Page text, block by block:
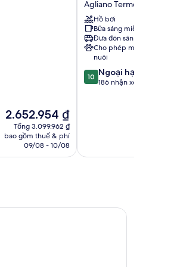
Giá
hiện
tại
2.652.954 ₫
2.652.954 ₫
Tổng 3.099.962 ₫
bao gồm thuế & phí
09/08 - 10/08
Resort
Agliano
Terme
Agliano Terme
Hồ bơi
Bữa sáng miễn phí
Đưa đón sân bay
Cho phép mang vật
nuôi
10.0
trên
10 Ngoại hạng
186 nhận xét